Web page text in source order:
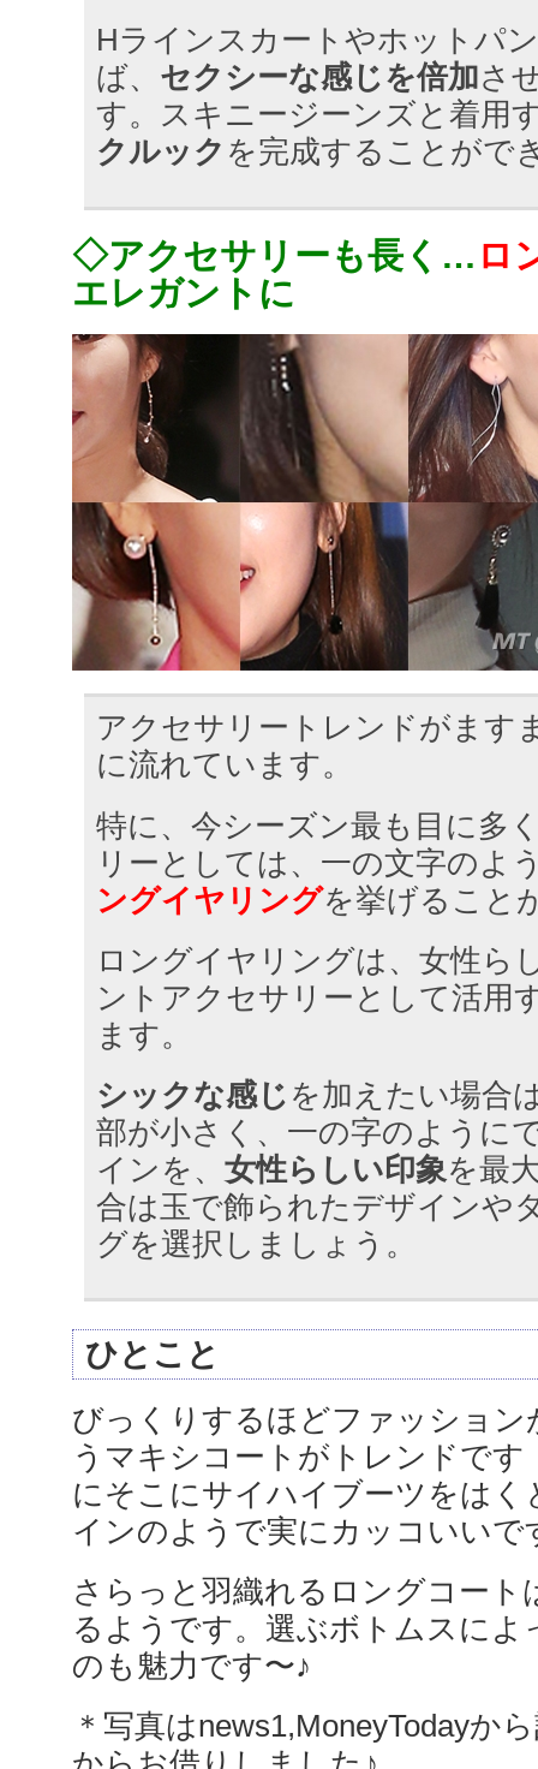
Hラインスカートやホットパ
ば、 セクシーな感じを倍加さ
す。スキニージーンズと着用
クルック を完成することがで
◇アクセサリーも長く… ロ
エレガントに
アクセサリートレンドがます
に流れています。
特に、今シーズン最も目に多
リーとしては、一の文字のよ
ングイヤリングを挙げること
ロングイヤリングは、女性ら
ントアクセサリーとして活用
ます。
シックな感じ を加えたい場合
部が小さく、一の字のように
インを、 女性らしい印象を最
合は玉で飾られたデザインや
グを選択しましょう。
ひとこと
びっくりするほどファッション
うマキシコートがトレンドで
にそこにサイハイブーツをはく
インのようで実にカッコいいで
さらっと羽織れるロングコート
るようです。選ぶボトムスによ
のも魅力です〜♪
＊写真はnews1,MoneyTodayか